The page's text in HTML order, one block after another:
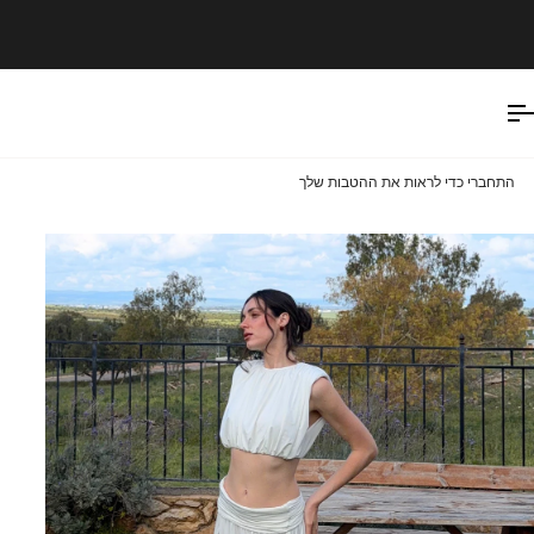
התחברי כדי לראות את ההטבות שלך